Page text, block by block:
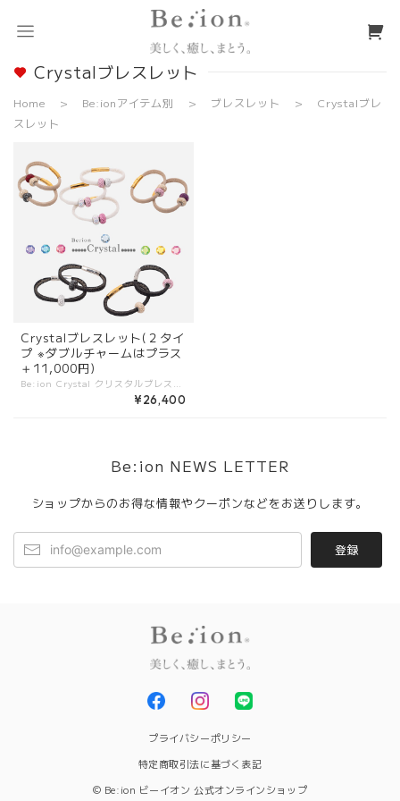
Crystalブレスレット
Home Be:ionアイテム別 ブレスレット
Crystalブレ
スレット
Crystalブレスレット(２タイ
プ ※ダブルチャームはプラス
＋11,000円)
¥26,400
Be:ion NEWS LETTER
ショップからのお得な情報やクーポンなどをお送りします。
登録
プライバシーポリシー
特定商取引法に基づく表記
© Be:ion ビーイオン 公式オンラインショップ